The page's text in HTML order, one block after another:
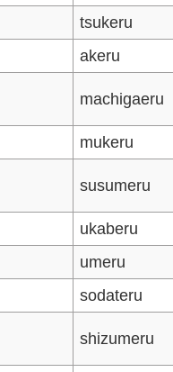
tsukeru
akeru
machigaeru
mukeru
susumeru
ukaberu
umeru
sodateru
shizumeru